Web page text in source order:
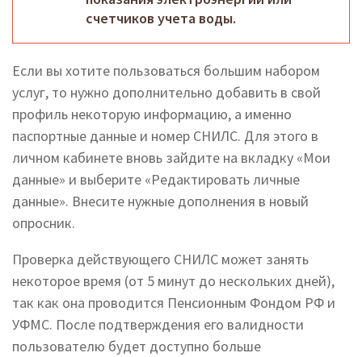
счетчиков учета воды.
Если вы хотите пользоваться большим набором
услуг, то нужно дополнительно добавить в свой
профиль некоторую информацию, а именно
паспортные данные и номер СНИЛС. Для этого в
личном кабинете вновь зайдите на вкладку «Мои
данные» и выберите «Редактировать личные
данные». Внесите нужные дополнения в новый
опросник.
Проверка действующего СНИЛС может занять
некоторое время (от 5 минут до нескольких дней),
так как она проводится Пенсионным Фондом РФ и
УФМС. После подтверждения его валидности
пользователю будет доступно больше